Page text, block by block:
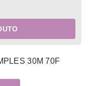
30M 70F